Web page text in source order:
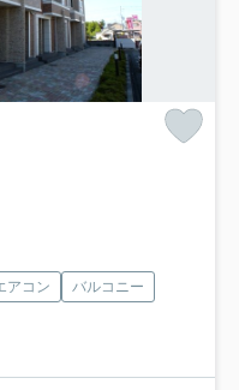
アコン
バルコニー